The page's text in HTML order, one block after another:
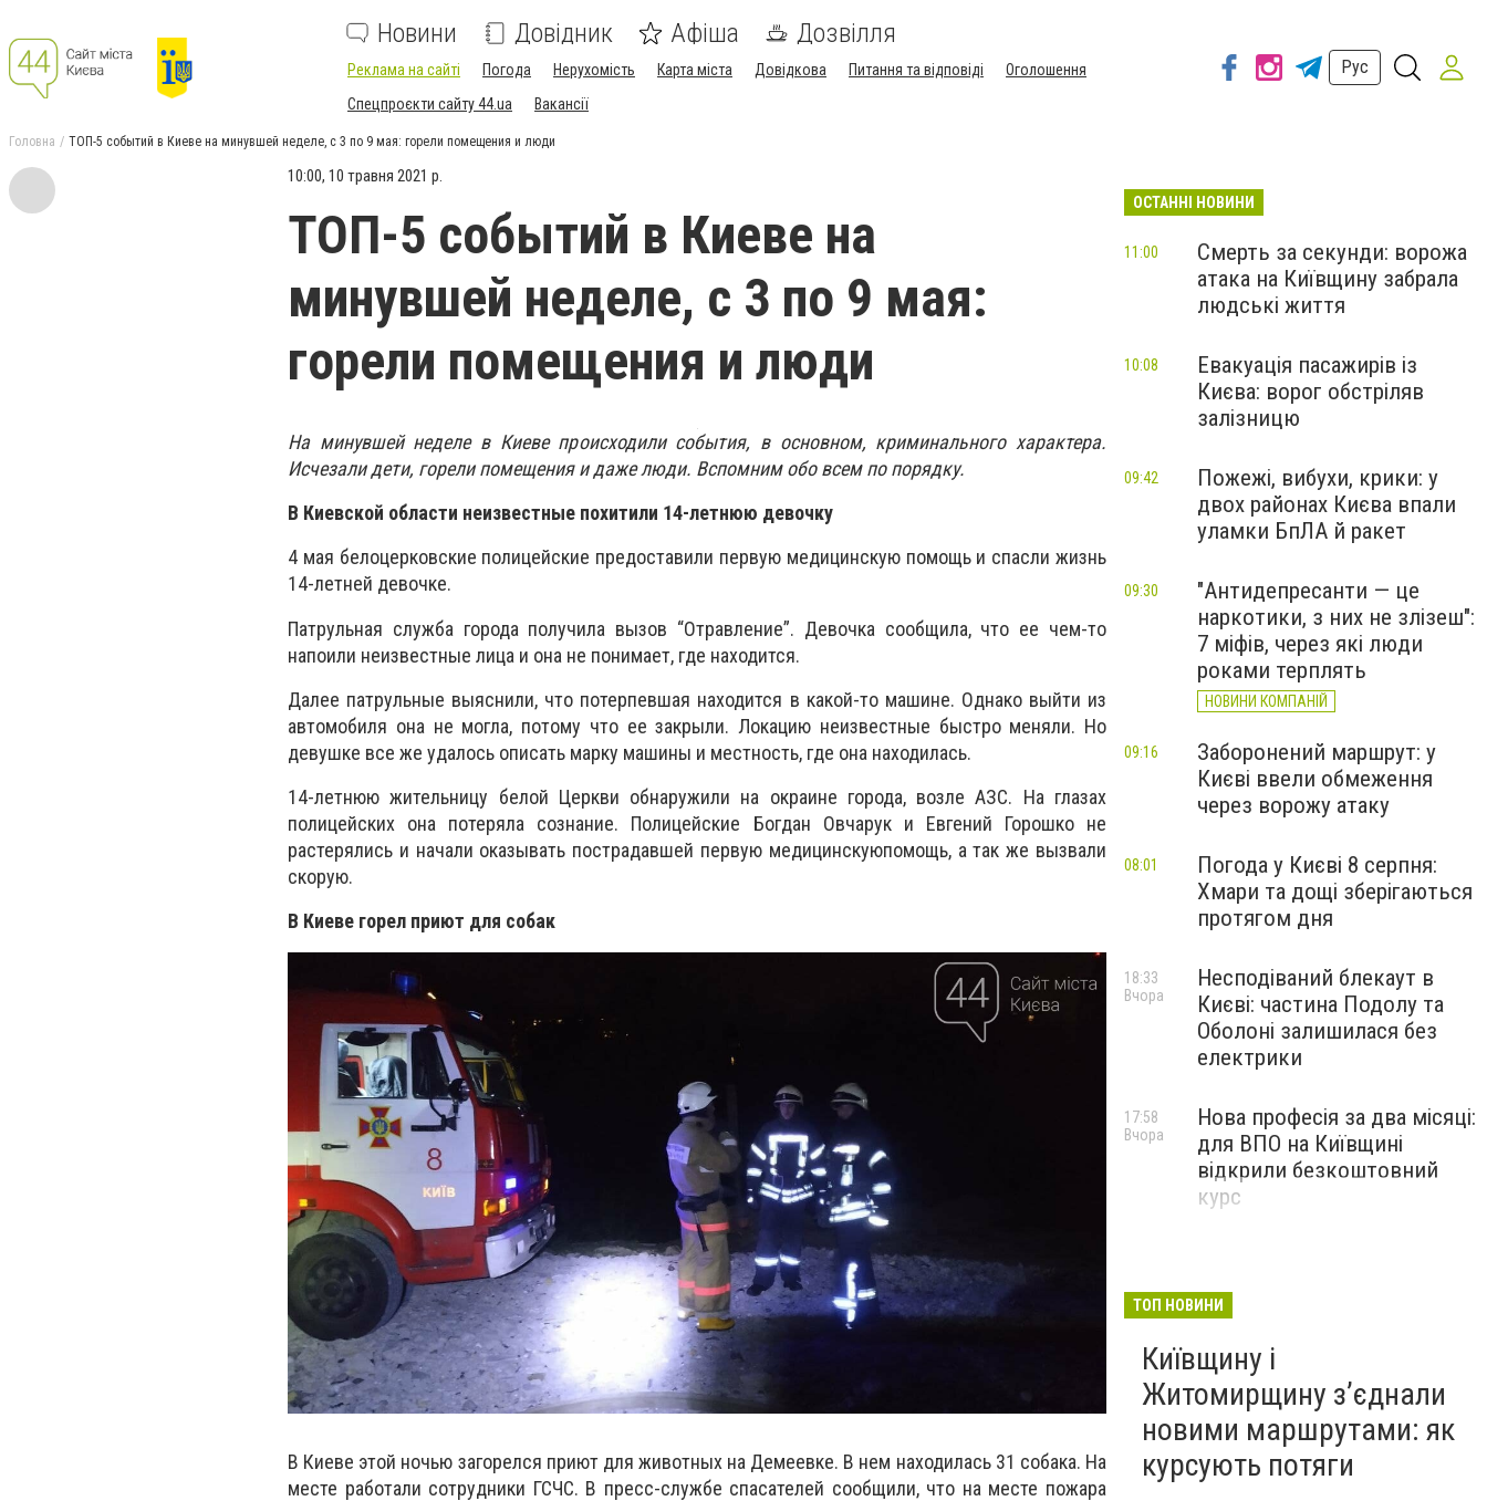
Новини Довідник Афіша Дозвілля
Реклама на сайті Погода Нерухомість Карта міста Довідкова Питання та відповіді
Оголошення
Спецпроєкти сайту 44.ua
Вакансії
Рус
Головна ТОП-5 событий в Киеве на минувшей неделе, с 3 по 9 мая: горели помещения и люди
10:00, 10 травня 2021 р.
ТОП-5 событий в Киеве на
минувшей неделе, с 3 по 9 мая:
горели помещения и люди
На минувшей неделе в Киеве происходили события, в основном, криминального характера.
Исчезали дети, горели помещения и даже люди. Вспомним обо всем по порядку.
В Киевской области неизвестные похитили 14-летнюю девочку
4 мая белоцерковские полицейские предоставили первую медицинскую помощь и спасли жизнь
14-летней девочке.
Патрульная служба города получила вызов “Отравление”. Девочка сообщила, что ее чем-то
напоили неизвестные лица и она не понимает, где находится.
Далее патрульные выяснили, что потерпевшая находится в какой-то машине. Однако выйти из
автомобиля она не могла, потому что ее закрыли. Локацию неизвестные быстро меняли. Но
девушке все же удалось описать марку машины и местность, где она находилась.
14-летнюю жительницу белой Церкви обнаружили на окраине города, возле АЗС. На глазах
полицейских она потеряла сознание. Полицейские Богдан Овчарук и Евгений Горошко не
растерялись и начали оказывать пострадавшей первую медицинскуюпомощь, а так же вызвали
скорую.
В Киеве горел приют для собак
В Киеве этой ночью загорелся приют для животных на Демеевке. В нем находилась 31 собака. На
месте работали сотрудники ГСЧС. В пресс-службе спасателей сообщили, что на месте пожара
ОСТАННІ НОВИНИ
Смерть за секунди: ворожа
атака на Київщину забрала
людські життя
11:00
Евакуація пасажирів із
Києва: ворог обстріляв
залізницю
10:08
Пожежі, вибухи, крики: у
двох районах Києва впали
уламки БпЛА й ракет
09:42
"Антидепресанти — це
наркотики, з них не злізеш":
7 міфів, через які люди
роками терплять
НОВИНИ КОМПАНІЙ
09:30
Заборонений маршрут: у
Києві ввели обмеження
через ворожу атаку
09:16
Погода у Києві 8 серпня:
Хмари та дощі зберігаються
протягом дня
08:01
Несподіваний блекаут в
Києві: частина Подолу та
Оболоні залишилася без
електрики
18:33
Вчора
Нова професія за два місяці:
для ВПО на Київщині
відкрили безкоштовний
курс
17:58
Вчора
ТОП НОВИНИ
Київщину і
Житомирщину з’єднали
новими маршрутами: як
курсують потяги